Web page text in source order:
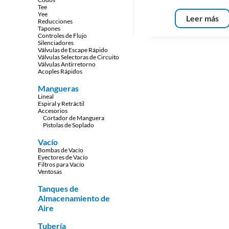
Tee
Yee
Reducciones
Tapones
Controles de Flujo
Silenciadores
Válvulas de Escape Rápido
Válvulas Selectoras de Circuito
Válvulas Antirretorno
Acoples Rápidos
Mangueras
Lineal
Espiral y Retráctil
Accesorios
Cortador de Manguera
Pistolas de Soplado
Vacío
Bombas de Vacío
Eyectores de Vacío
Filtros para Vacío
Ventosas
Tanques de
Almacenamiento de
Aire
Tubería
Leer más